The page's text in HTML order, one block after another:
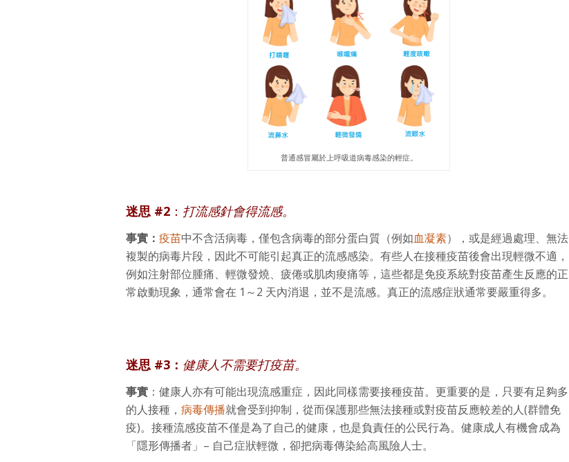
普通感冒屬於上呼吸道病毒感染的輕症。
迷思 #2 ： 打流感針會得流感。
事實： 疫苗中不含活病毒，僅包含病毒的部分蛋白質（例如血凝素），或是經過處理、無法
複製的病毒片段，因此不可能引起真正的流感感染。有些人在接種疫苗後會出現輕微不適，
例如注射部位腫痛、輕微發燒、疲倦或肌肉痠痛等，這些都是免疫系統對疫苗產生反應的正
常啟動現象，通常會在 1～2 天內消退，並不是流感。真正的流感症狀通常要嚴重得多。
迷思 #3： 健康人不需要打疫苗。
事實 ：健康人亦有可能出現流感重症，因此同樣需要接種疫苗。更重要的是，只要有足夠多
的人接種， 病毒傳播就會受到抑制，從而保護那些無法接種或對疫苗反應較差的人(群體免
疫)。接種流感疫苗不僅是為了自己的健康，也是負責任的公民行為。健康成人有機會成為
「隱形傳播者」– 自己症狀輕微，卻把病毒傳染給高風險人士。